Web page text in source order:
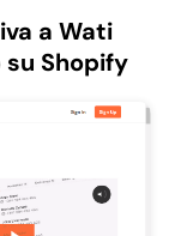
a Wati
Shopify